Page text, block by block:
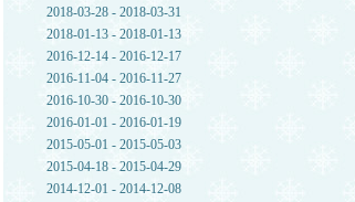
2018-03-28 - 2018-03-31
2018-01-13 - 2018-01-13
2016-12-14 - 2016-12-17
2016-11-04 - 2016-11-27
2016-10-30 - 2016-10-30
2016-01-01 - 2016-01-19
2015-05-01 - 2015-05-03
2015-04-18 - 2015-04-29
2014-12-01 - 2014-12-08